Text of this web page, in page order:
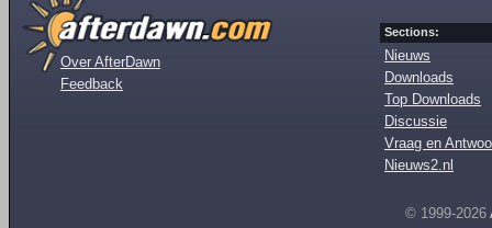
Over AfterDawn
Feedback
Sections:
Nieuws
Downloads
Top Downloads
Discussie
Vraag en
Nieuws2.nl
© 1999-2026